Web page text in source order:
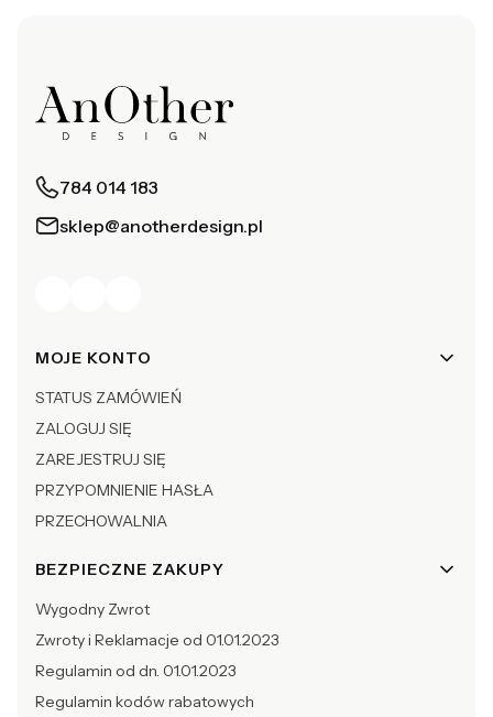
784 014 183
sklep@anotherdesign.pl
Linki w stopce
MOJE KONTO
STATUS ZAMÓWIEŃ
ZALOGUJ SIĘ
ZAREJESTRUJ SIĘ
PRZYPOMNIENIE HASŁA
PRZECHOWALNIA
BEZPIECZNE ZAKUPY
Wygodny Zwrot
Zwroty i Reklamacje od 01.01.2023
Regulamin od dn. 01.01.2023
Regulamin kodów rabatowych